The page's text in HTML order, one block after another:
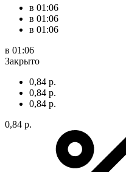
в 01:06
в 01:06
в 01:06
в 01:06
Закрыто
0,84 р.
0,84 р.
0,84 р.
0,84 р.